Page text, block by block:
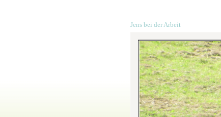
Jens bei der Arbeit